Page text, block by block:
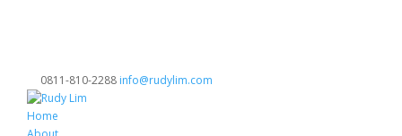
0811-810-2288 info@rudylim.com
Home